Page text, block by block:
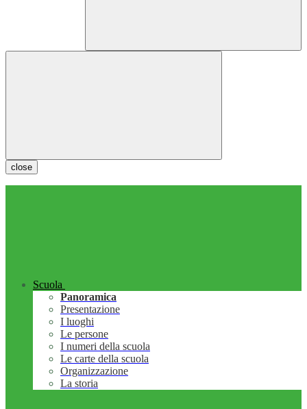
close
Scuola
Panoramica
Presentazione
I luoghi
Le persone
I numeri della scuola
Le carte della scuola
Organizzazione
La storia